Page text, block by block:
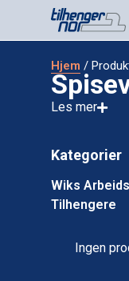
Hjem /
Les mer
Kategorier
Wiks
Tilhengere
Ingen